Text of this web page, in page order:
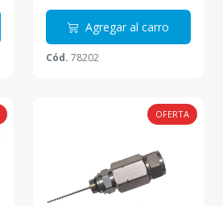
Agregar al carro
Cód. 78202
OFERTA